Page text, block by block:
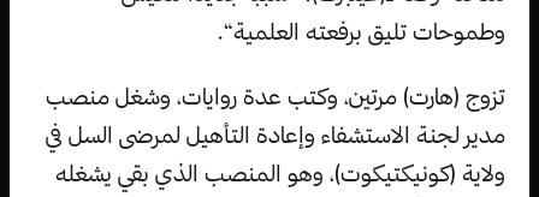
وطموحات تليق برفعته العلمية“.
تزوج (هارت) مرتين، وكتب عدة روايات، وشغل منصب
مدير لجنة الاستشفاء وإعادة التأهيل لمرضى السل في
ولاية (كونيكتيكوت)، وهو المنصب الذي بقي يشغله